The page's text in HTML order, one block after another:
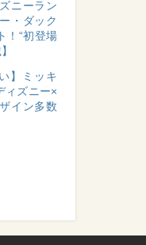
ニーラン
・ダック
！“初登場
】ミッキ
ィズニー×
イン多数